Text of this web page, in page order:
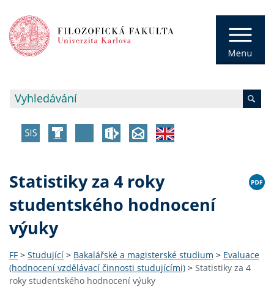
Statistiky za 4 roky
studentského hodnocení
výuky
FF > Studující > Bakalářské a magisterské studium > Evaluace
(hodnocení vzdělávací činnosti studujícími) > Statistiky za 4
roky studentského hodnocení výuky